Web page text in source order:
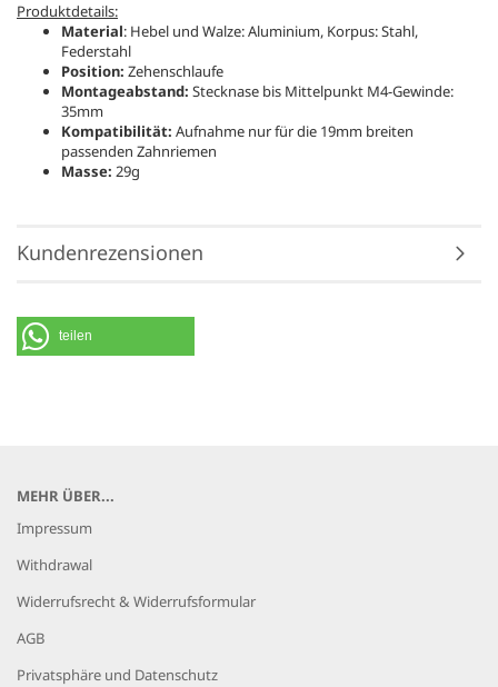
Produktdetails:
Material: Hebel und Walze: Aluminium, Korpus: Stahl,
Federstahl
Position: Zehenschlaufe
Montageabstand: Stecknase bis Mittelpunkt M4-Gewinde:
35mm
Kompatibilität: Aufnahme nur für die 19mm breiten
passenden Zahnriemen
Masse: 29g
Kundenrezensionen
teilen
MEHR ÜBER...
Impressum
Withdrawal
Widerrufsrecht & Widerrufsformular
AGB
Privatsphäre und Datenschutz